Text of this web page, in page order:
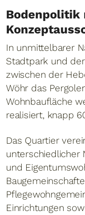
Bodenpolitik
In unmittelbarer
Stadtpark und
zwischen der
Wöhr das
Wohnbaufläche
realisiert, knapp
Das Quartier
unterschiedlicher
und
Einrichtungen